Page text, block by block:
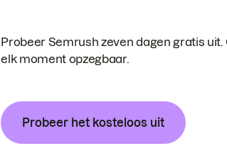
Probeer Semrush zeven dagen gratis uit.
elk moment opzegbaar.
Probeer het kosteloos uit